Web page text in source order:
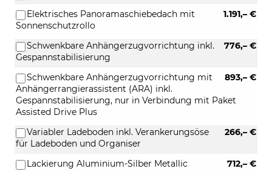
1.191,– €
Elektrisches Panoramaschiebedach mit
Sonnenschutzrollo
776,– €
Schwenkbare Anhängerzugvorrichtung inkl.
Gespannstabilisierung
893,– €
Schwenkbare Anhängerzugvorrichtung mit
Anhängerrangierassistent (ARA) inkl.
Gespannstabilisierung, nur in Verbindung mit Paket
Assisted Drive Plus
266,– €
Variabler Ladeboden inkl. Verankerungsöse
für Ladeboden und Organiser
712,– €
Lackierung Aluminium-Silber Metallic